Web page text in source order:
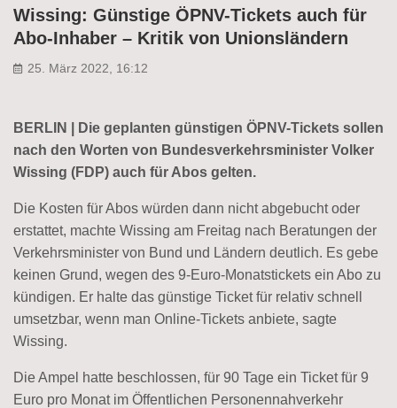
Wissing: Günstige ÖPNV-Tickets auch für
Abo-Inhaber – Kritik von Unionsländern
25. März 2022, 16:12
BERLIN | Die geplanten günstigen ÖPNV-Tickets sollen
nach den Worten von Bundesverkehrsminister Volker
Wissing (FDP) auch für Abos gelten.
Die Kosten für Abos würden dann nicht abgebucht oder
erstattet, machte Wissing am Freitag nach Beratungen der
Verkehrsminister von Bund und Ländern deutlich. Es gebe
keinen Grund, wegen des 9-Euro-Monatstickets ein Abo zu
kündigen. Er halte das günstige Ticket für relativ schnell
umsetzbar, wenn man Online-Tickets anbiete, sagte
Wissing.
Die Ampel hatte beschlossen, für 90 Tage ein Ticket für 9
Euro pro Monat im Öffentlichen Personennahverkehr